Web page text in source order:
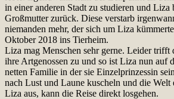
in einer anderen Stadt zu studieren und Liza
Großmutter zurück. Diese verstarb
niemanden mehr, der sich um Liza
Oktober 2018 ins Tierheim.
Liza mag Menschen sehr gerne. Leider trifft
ihre Artgenossen zu und so ist Liza nun auf
netten Familie in der sie Einzelprinzessin
nach Lust und Laune kuscheln und die Welt
Liza aus, kann die Reise direkt losgehen.